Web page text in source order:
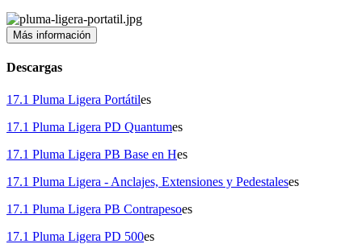
Más información
Descargas
17.1 Pluma Ligera Portátiles
17.1 Pluma Ligera PD Quantumes
17.1 Pluma Ligera PB Base en Hes
17.1 Pluma Ligera - Anclajes, Extensiones y Pedestaleses
17.1 Pluma Ligera PB Contrapesoes
17.1 Pluma Ligera PD 500es